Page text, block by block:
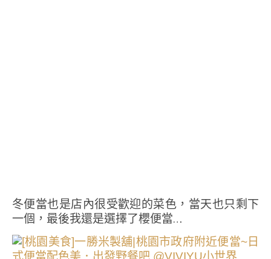
冬便當也是店內很受歡迎的菜色，當天也只剩下
一個，最後我還是選擇了櫻便當…